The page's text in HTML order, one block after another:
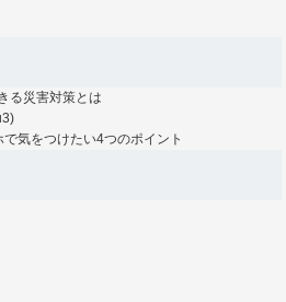
る災害対策とは
気をつけたい4つのポイント